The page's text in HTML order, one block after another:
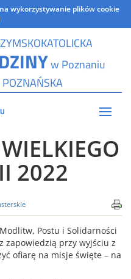
wykorzystywanie plików cookie
w Poznaniu
POZNAŃSKA
2022
Postu i Solidarności
zapowiedzią przy wyjściu z
ofiarę na misje święte – na